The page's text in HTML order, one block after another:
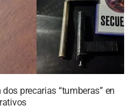
precarias “tumberas” en